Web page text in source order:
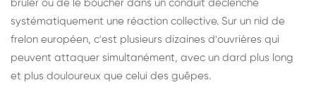
brûler ou de le boucher dans un conduit déclenche
systématiquement une réaction collective. Sur un nid de
frelon européen, c'est plusieurs dizaines d'ouvrières qui
peuvent attaquer simultanément, avec un dard plus long
et plus douloureux que celui des guêpes.